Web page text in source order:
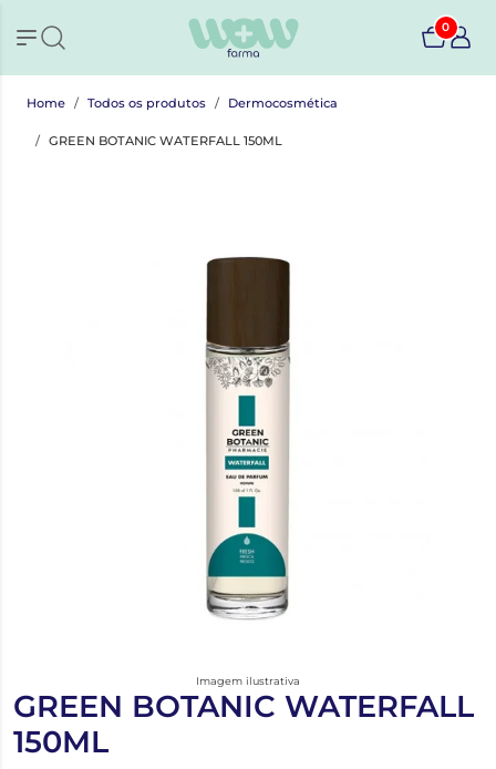
0
Home Todos os produtos Dermocosmética
GREEN BOTANIC WATERFALL 150ML
Imagem ilustrativa
GREEN BOTANIC WATERFALL
150ML